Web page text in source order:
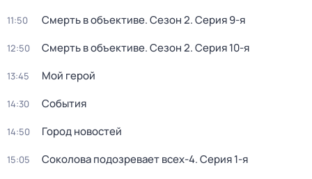
11:50 Смерть в объективе. Сезон 2. Серия 9-я
12:50 Смерть в объективе. Сезон 2. Серия 10-я
13:45 Мой герой
14:30 События
14:50 Город новостей
15:05 Соколова подозревает всех-4. Серия 1-я